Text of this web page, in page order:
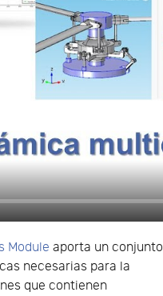
Module aporta un conjunto
necesarias para la
que contienen